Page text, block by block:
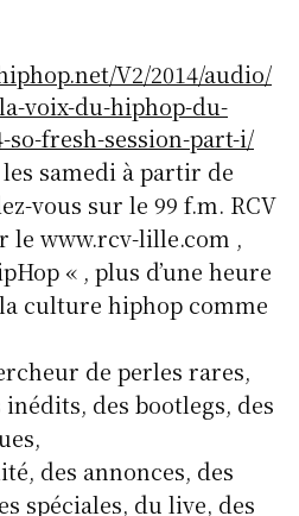
V2/2014/audio/
voix-du-hiphop-du-
so-fresh-session-part-i/
samedi à partir de
vous sur le 99 f.m. RCV
le www.rcv-lille.com ,
« , plus d’une heure
culture hiphop comme
de perles rares,
des bootlegs, des
des annonces, des
spéciales, du live, des